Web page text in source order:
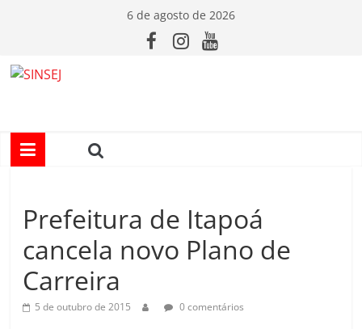
conteúdo
6 de agosto de 2026
I
S
E
Prefeitura de Itapoá
cancela novo Plano de
Carreira
5 de outubro de 2015 0 comentários